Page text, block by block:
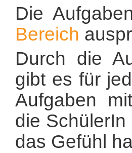
Die
Bereich
Durch die
gibt es für
Aufgaben
die
das Gefühl